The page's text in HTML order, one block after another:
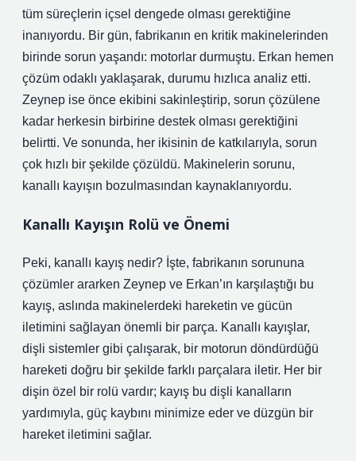
tüm süreçlerin içsel dengede olması gerektiğine
inanıyordu. Bir gün, fabrikanın en kritik makinelerinden
birinde sorun yaşandı: motorlar durmuştu. Erkan hemen
çözüm odaklı yaklaşarak, durumu hızlıca analiz etti.
Zeynep ise önce ekibini sakinleştirip, sorun çözülene
kadar herkesin birbirine destek olması gerektiğini
belirtti. Ve sonunda, her ikisinin de katkılarıyla, sorun
çok hızlı bir şekilde çözüldü. Makinelerin sorunu,
kanallı kayışın bozulmasından kaynaklanıyordu.
Kanallı Kayışın Rolü ve Önemi
Peki, kanallı kayış nedir? İşte, fabrikanın sorununa
çözümler ararken Zeynep ve Erkan’ın karşılaştığı bu
kayış, aslında makinelerdeki hareketin ve gücün
iletimini sağlayan önemli bir parça. Kanallı kayışlar,
dişli sistemler gibi çalışarak, bir motorun döndürdüğü
hareketi doğru bir şekilde farklı parçalara iletir. Her bir
dişin özel bir rolü vardır; kayış bu dişli kanalların
yardımıyla, güç kaybını minimize eder ve düzgün bir
hareket iletimini sağlar.